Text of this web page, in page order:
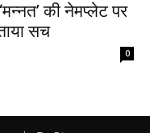
की नेमप्लेट पर
सच
0